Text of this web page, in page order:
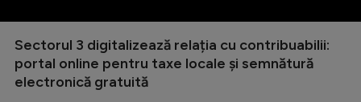
Sectorul 3 digitalizează relația cu contribuabilii:
portal online pentru taxe locale și semnătură
electronică gratuită